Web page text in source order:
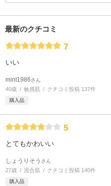
最新のクチコミ
7
いい
mint1986さん
40歳 敏感肌 クチコミ投稿 137件
購入品
5
とてもかわいい
しょうりそう さん
27歳 混合肌 クチコミ投稿 140件
購入品